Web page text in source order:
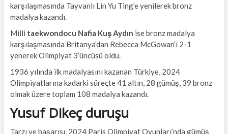
karşılaşmasında Tayvanlı Lin Yu Ting’e yenilerek bronz
madalya kazandı.
Milli taekwondocu Nafia Kuş Aydın ise bronz madalya
karşılaşmasında Britanya’dan Rebecca McGowan’ı 2-1
yenerek Olimpiyat 3’üncüsü oldu.
1936 yılında ilk madalyasını kazanan Türkiye, 2024
Olimpiyatlarına kadarki süreçte 41 altın, 28 gümüş, 39 bronz
olmak üzere toplam 108 madalya kazandı.
Yusuf Dikeç duruşu
Tarzı ve başarısı, 2024 Paris Olimpiyat Oyunları’nda gümüş